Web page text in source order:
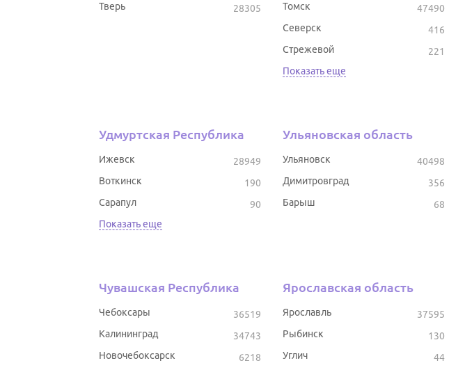
28305
Тверь 47490
Томск
416
Северск
221
Стрежевой
Показать еще
Удмуртская Республика
28949
Ижевск
190
Воткинск
90
Сарапул
Показать еще
Ульяновская область
40498
Ульяновск
356
Димитровград
68
Барыш
Чувашская Республика
36519
Чебоксары
34743
Калининград
6218
Новочебоксарск
Ярославская область
37595
Ярославль
130
Рыбинск
44
Углич